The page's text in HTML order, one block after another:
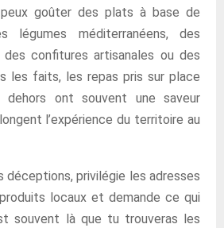
goûter des plats à base de
légumes méditerranéens, des
des confitures artisanales ou des
les faits, les repas pris sur place
dehors ont souvent une saveur
l’expérience du territoire au
déceptions, privilégie les adresses
locaux et demande ce qui
souvent là que tu trouveras les